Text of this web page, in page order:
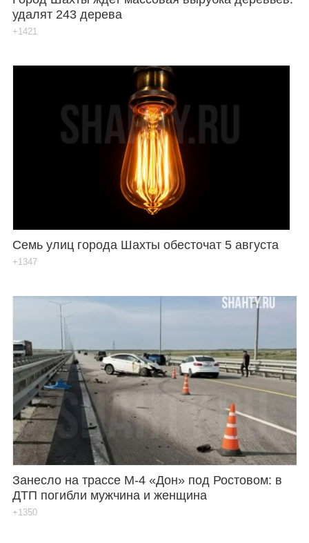
удалят 243 дерева
+1421
Семь улиц города Шахты обесточат 5 августа
+1347
Занесло на трассе М-4 «Дон» под Ростовом: в
ДТП погибли мужчина и женщина
+1350